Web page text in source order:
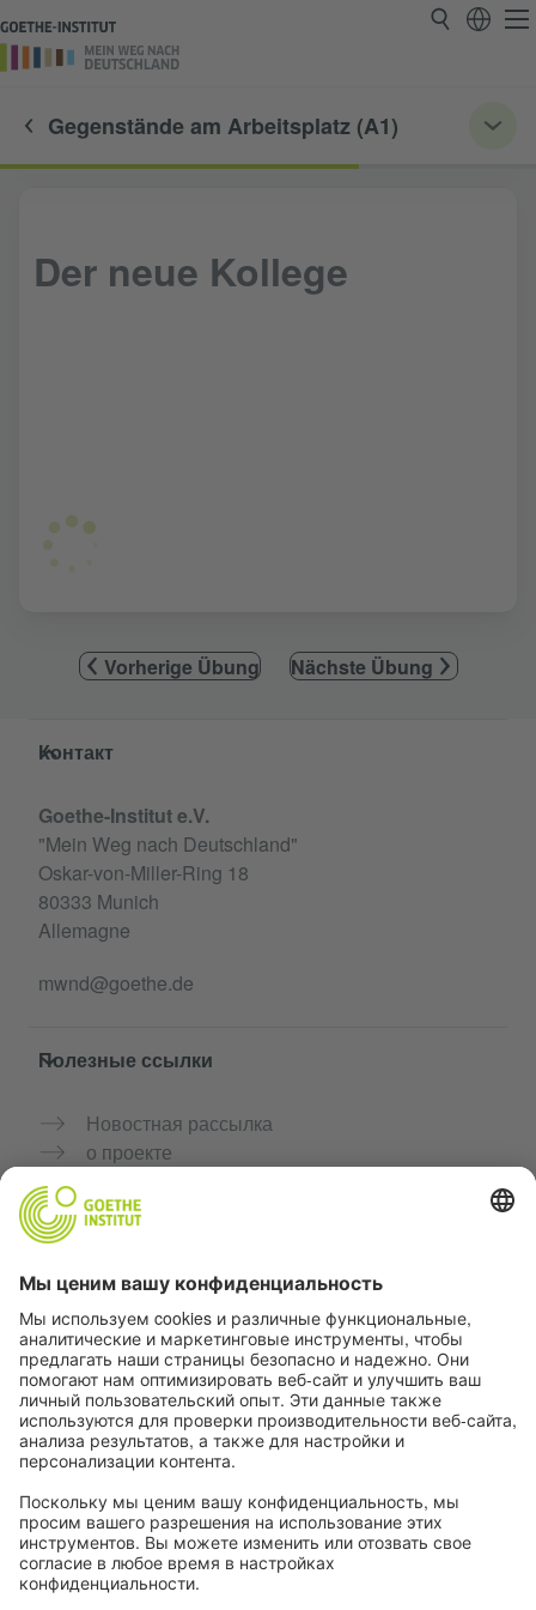
Gegenstände am Arbeitsplatz (A1)
Der neue Kollege
Vorherige Übung Nächste Übung
Service- und Informationsbereich
Контакт
Goethe-Institut e.V.
"Mein Weg nach Deutschland"
Oskar-von-Miller-Ring 18
80333 Munich
Allemagne
mwnd@goethe.de
Полезные ссылки
Новостная рассылка
о проекте
Сообщество «Немецкий язык для тебя»
Практикуйте немецкий бесплатно
Курсы немецкого языка от Goethe-Institut
Портал для преподавателей «Deutschstunde»
Конфиденциальность и доступность
Настройки конфиденциальности